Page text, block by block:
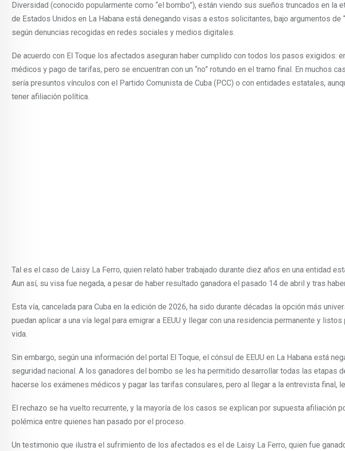
Diversidad (conocido popularmente como “el bombo”), están viendo sus sueños truncados en la
de Estados Unidos en La Habana está denegando visas a estos solicitantes, bajo argumentos de
según denuncias recogidas en redes sociales y medios digitales.
De acuerdo con El Toque los afectados aseguran haber cumplido con todos los pasos exigidos:
médicos y pago de tarifas, pero se encuentran con un “no” rotundo en el tramo final. En muchos
sería presuntos vínculos con el Partido Comunista de Cuba (PCC) o con entidades estatales,
tener afiliación política.
Tal es el caso de Laisy La Ferro, quien relató haber trabajado durante diez años en una entidad
Aun así, su visa fue negada, a pesar de haber resultado ganadora el pasado 14 de abril y tras
Esta vía, cancelada para Cuba en la edición de 2026, ha sido durante décadas la opción más
puedan aplicar a una vía legal para emigrar a EEUU y llegar con una residencia permanente y
vida.
Sin embargo, según una información del portal El Toque, el cónsul de EEUU en La Habana está
seguridad nacional. A los ganadores del bombo se les ha permitido desarrollar todas las etapas
hacerse los exámenes médicos y pagar las tarifas consulares, pero al llegar a la entrevista final,
El rechazo se ha vuelto recurrente, y la mayoría de los casos se explican por supuesta afiliación
polémica entre quienes han pasado por el proceso.
Un testimonio que ilustra el sufrimiento de los afectados es el de Laisy La Ferro, quien fue